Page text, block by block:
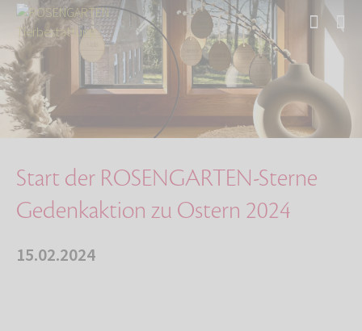
Start Über uns
Aktuelles
Start der ROSENGARTEN-Sterne Gedenkaktion zu …
Start der ROSENGARTEN-Sterne
Gedenkaktion zu Ostern 2024
15.02.2024